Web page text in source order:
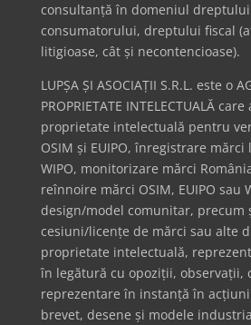
consultanță în domeniul
consumatorului, dreptului fiscal
litigioase, cât și necontencioase).
LUPȘA ȘI ASOCIAȚII S.R.L. este o
PROPRIETATE INTELECTUALĂ
proprietate intelectuală pentru
OSIM și EUIPO, înregistrare mărci
WIPO, monitorizare mărci
reînnoire mărci OSIM, EUIPO sau
design/model comunitar, precum
cesiuni/licențe de mărci sau alte
proprietate intelectuală,
în legătură cu opoziții, observații,
reprezentare în instanță în
brevet, desene și modele